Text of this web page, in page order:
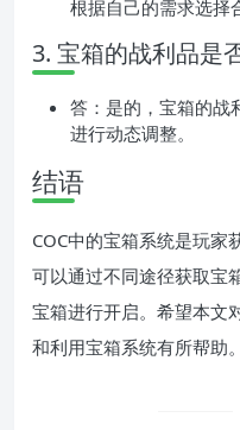
根据自己的需求选择
3. 宝箱的战利品是
答：是的，宝箱的战
进行动态调整。
结语
COC中的宝箱系统是玩家
可以通过不同途径获取宝
宝箱进行开启。希望本文
和利用宝箱系统有所帮助。